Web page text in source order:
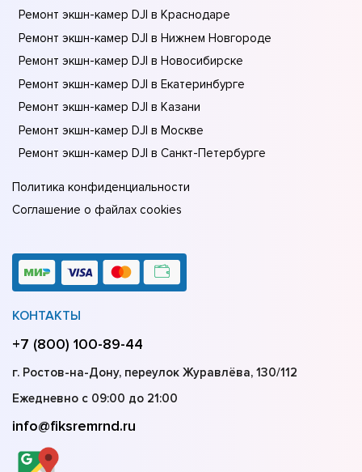
Ремонт экшн-камер DJI в Краснодаре
Ремонт экшн-камер DJI в Нижнем Новгороде
Ремонт экшн-камер DJI в Новосибирске
Ремонт экшн-камер DJI в Екатеринбурге
Ремонт экшн-камер DJI в Казани
Ремонт экшн-камер DJI в Москве
Ремонт экшн-камер DJI в Санкт-Петербурге
Политика конфиденциальности
Соглашение о файлах cookies
КОНТАКТЫ
+7 (800) 100-89-44
г. Ростов-на-Дону, переулок Журавлёва, 130/112
Ежедневно с 09:00 до 21:00
info@fiksremrnd.ru